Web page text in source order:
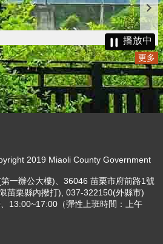
播放中
更多
2019 Miaoli County Government
一辦公大樓)、36046 苗栗市府前路1號
苗栗縣內撥打), 037-322150(外縣市)
13:00~17:00（彈性上班時間：上午